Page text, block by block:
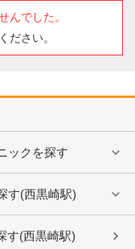
んでした。
ださい。
ックを探す
す(西黒崎駅)
す(西黒崎駅)